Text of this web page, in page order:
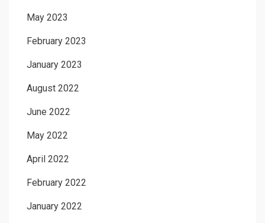
May 2023
February 2023
January 2023
August 2022
June 2022
May 2022
April 2022
February 2022
January 2022